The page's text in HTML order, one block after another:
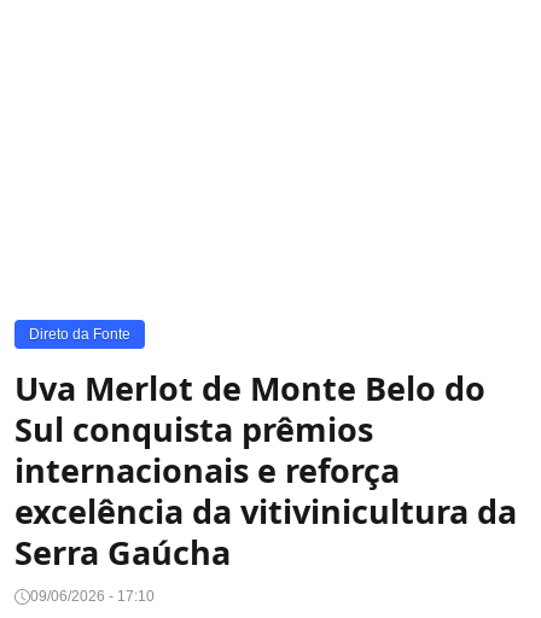
Direto da Fonte
Uva Merlot de Monte Belo do
Sul conquista prêmios
internacionais e reforça
excelência da vitivinicultura da
Serra Gaúcha
09/06/2026 - 17:10